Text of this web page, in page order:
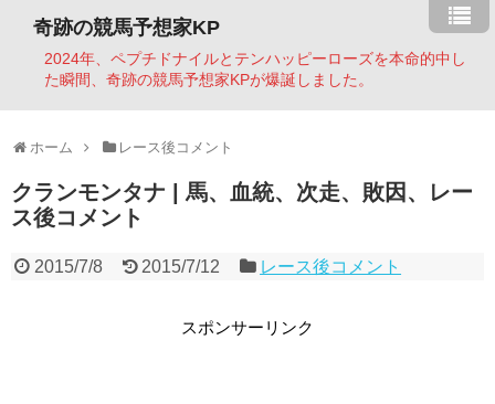
奇跡の競馬予想家KP
2024年、ペプチドナイルとテンハッピーローズを本命的中し
た瞬間、奇跡の競馬予想家KPが爆誕しました。
ホーム レース後コメント
クランモンタナ | 馬、血統、次走、敗因、レー
ス後コメント
2015/7/8 2015/7/12 レース後コメント
スポンサーリンク